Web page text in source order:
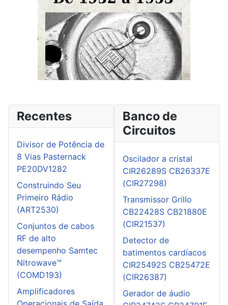
Recentes
Divisor de Potência de
8 Vias Pasternack
PE20DV1282
Construindo Seu
Primeiro Rádio
(ART2530)
Conjuntos de cabos
RF de alto
desempenho Samtec
Nitrowave™
(COMD193)
Amplificadores
Banco de
Circuitos
Oscilador a cristal
CIR26289S CB26337E
(CIR27298)
Transmissor Grillo
CB22428S CB21880E
(CIR21537)
Detector de
batimentos cardíacos
CIR25492S CB25472E
(CIR26387)
Gerador de áudio